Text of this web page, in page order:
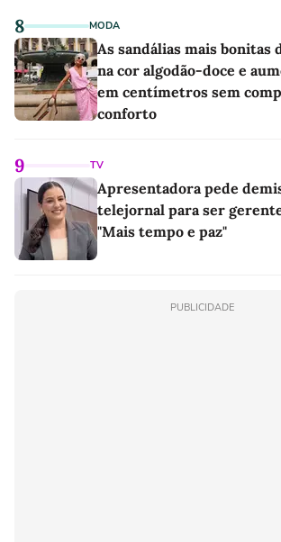
8 MODA
As sandálias mais bonitas
na cor algodão-doce e
em centímetros sem
conforto
9 TV
Apresentadora pede
telejornal para ser
"Mais tempo e paz"
PUBLICIDADE